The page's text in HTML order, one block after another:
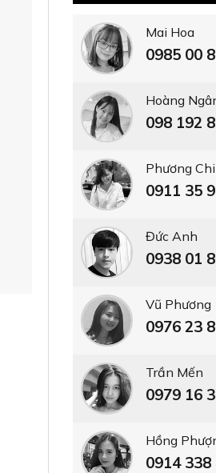
Mai Hoa
0985 00
Hoàng
098 192
Phương
0911 35
Đức Anh
0938 01
Vũ Phương
0976 23
Trần Mến
0979 16
Hồng
0914 338